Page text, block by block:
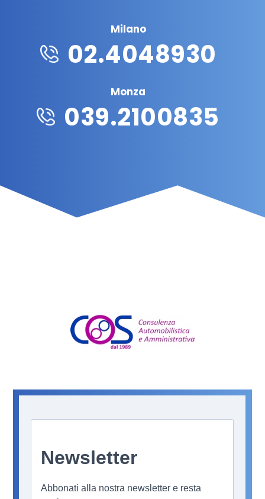
Milano
02.4048930
Monza
039.2100835